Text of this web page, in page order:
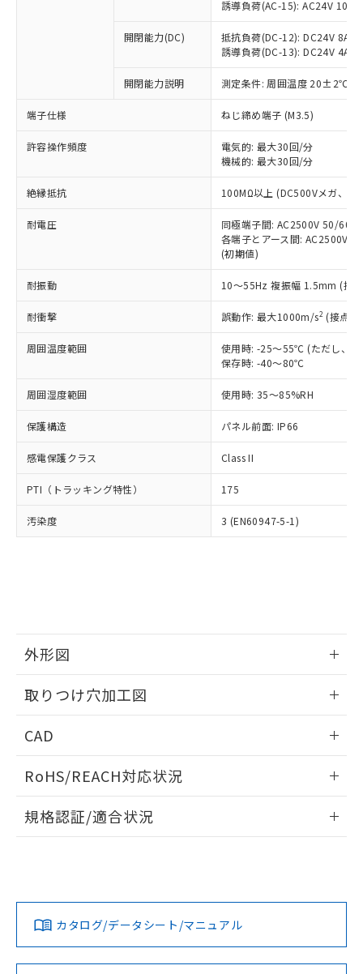
誘導負荷(AC-15): AC24V
開閉能力(DC)
抵抗負荷(DC-12): DC24V 8A/
誘導負荷(DC-13): DC24V 4A/
開閉能力説明 測定条件: 周囲温度 20±2℃、
端子仕様 ねじ締め端子 (M3.5)
許容操作頻度
電気的: 最大30回/分
機械的: 最大30回/分
絶縁抵抗 100MΩ以上 (DC500Vメガ、点
耐電圧
同極端子間: AC2500V 50/
各端子とアース間: AC2500V
(初期値)
耐振動 10～55Hz 複振幅 1.5mm (接
耐衝撃 誤動作: 最大1000m/s2 (接点
周囲温度範囲
使用時: -25～55℃ (ただし、氷
保存時: -40～80℃
周囲湿度範囲 使用時: 35～85%RH
保護構造 パネル前面: IP66
感電保護クラス Class II
PTI（トラッキング特性） 175
汚染度 3 (EN60947-5-1)
外形図
取りつけ穴加工図
CAD
ドすることができます。
ログイン/会員登録
ダウンロードデータをご利用いただく前に、以下を必ずお読
みください。
ソフトウェアの使用条件
RoHS/REACH対応状況
EU RoHS 注意事項・凡例
対応済み
規格認証/適合状況
カタログ/データシート/マニュアル
本サービスの対象外となる商品もある
在庫状況および標準価格照会結果は、
記載している更新日時点での社内デー
タに基づき作成されるものであり、閲
覧された時点での実際の在庫および標
準価格とは異なる場合があることをご
正式な納期状況および標準価格はお客
様のお取引先、またはお客様担当のオ
ムロン制御機器販売店・当社販売員に
販売ネットワーク
」をご確認
在庫状況および標準価格結果を当社の
事前の承諾なく第三者に漏洩または開
示しないようお願いします。
マイパーツ機能（部品リスト作成サー
ビス）をご利用いただくには、I-Web
メンバーズにご登録されている必要が
登録された部品リストについて、当社
および当社の共同利用者が、当社の製
品・サービスに関するお客様との取
引・商談に必要な範囲で利用すること
※当社の共同利用者とは、"個人情報
の「1.共同利
用者の範囲」に記載されている法人を
指します。
いたものが、含有品と判明した場合などや
むを得ず変更することがあります。
鉛(Pb) 1000ppm以下、 水銀(Hg) 1000ppm以下、 カド
類(PBB) 1000ppm以下、ポリ臭化ジフェニルエーテル類
(PBDE) 1000ppm以下、フタル酸ビス(2-エチルヘキシ
ル) (DEHP)(別名：DOP) 1000ppm以下、フタル酸ブチ
ルベンジル（BBP） 1000ppm以下、フタル酸ジブチル
（DBP） 1000ppm以下、フタル酸ジイソブチル
但し、RoHS指令で産業用監視および制御機器に対する
図的な使用がないことを確認しています。
部品在庫の切り替え状況などにより、予定
月が前後することがあります。
※3 非含有証明書ダウンロード
下記の非含有証明書をダウンロードするこ
EU RoHS指令（10物質）の非含有証明書
51物質の非含有証明書（当社基準）
※本証明書は発行日時点で非含有を証明す
るもので、過去に遡って非含有を証明する
既に当社にて対応品への在庫切替を完了
していることから、特段のことがない限
基準値を超えていることを示します。
「－」：未確認です。当社販売部門へお問
*中国RoHS10物質の基準値 (GB/T26572)：
Pb(鉛) :1000ppm、 Hg(水銀) : 1000ppm、 Cd(カドミウ
ム) : 100ppm、
Cr(Ⅵ)(六価クロム) : 1000ppm、 PBBs(ポリ臭化ビフェ
ニル類) : 1000ppm、 PBDEs(ポリ臭化ジフェニルエーテ
ル類) : 1000ppm、
DBP(フタル酸ジブチル) : 1000ppm、 DIBP(フタル酸ジ
イソブチル) : 1000ppm、 BBP(フタル酸ブチルベンジ
DEHP(フタル酸ビス(2-エチルヘキシル)) : 1000ppm
準値以下であることを示します。
「10」：通常の使用状況下において有害物
質が外部に漏えいし、環境に深刻な影響を
及ぼさない年数を意味します。
「－」：未確認です。当社販売部門へお問
当社は、これら貴社製品のうち、外国
為替および外国貿易法に定める商品
（以下｢規制貨物等」という）を輸出
国政府の輸出許可(または役務取引許
可)を取得するなどの必要な手続きを
当社は規制貨物を破棄する場合は、完
全に破砕するなど、違法に輸出されな
いよう必要な手段を講じます。
当社は貴社製品を、核兵器、ミサイ
ル、化学兵器、生物兵器またはその他
武器並びにこれらの製造装置等に一切
当社は、貴社製品を第三者に販売する
場合は、上記1、2および3の内容を当
該第三者に通知します。また当社は、
販売先および販売に係わる関係者が違
法に輸出するおそれがある場合は、取
り引きをいたしません。
説明
一定数以上の在庫あり
一定数には満たないが在庫あり
在庫なし(最新の在庫状況につ
いては、お客様のお取引先、ま
たはお客様担当のオムロン制御
機器販売店・当社販売員にご確
受注生産機種、また在庫状況の
情報を公開していない機種